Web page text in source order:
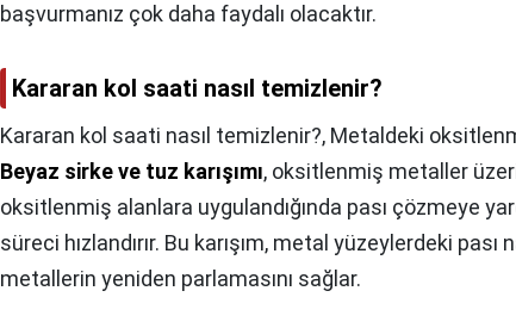
başvurmanız çok daha faydalı olacaktır.
Kararan kol saati nasıl temizlenir?
Kararan kol saati nasıl temizlenir?, Metaldeki
Beyaz sirke ve tuz karışımı, oksitlenmiş metaller
oksitlenmiş alanlara uygulandığında pası çözmeye
süreci hızlandırır. Bu karışım, metal yüzeylerdeki
metallerin yeniden parlamasını sağlar.